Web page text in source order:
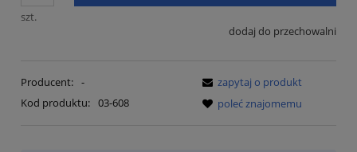
szt.
dodaj do przechowalni
Producent: -
Kod produktu: 03-608
zapytaj o produkt
poleć znajomemu